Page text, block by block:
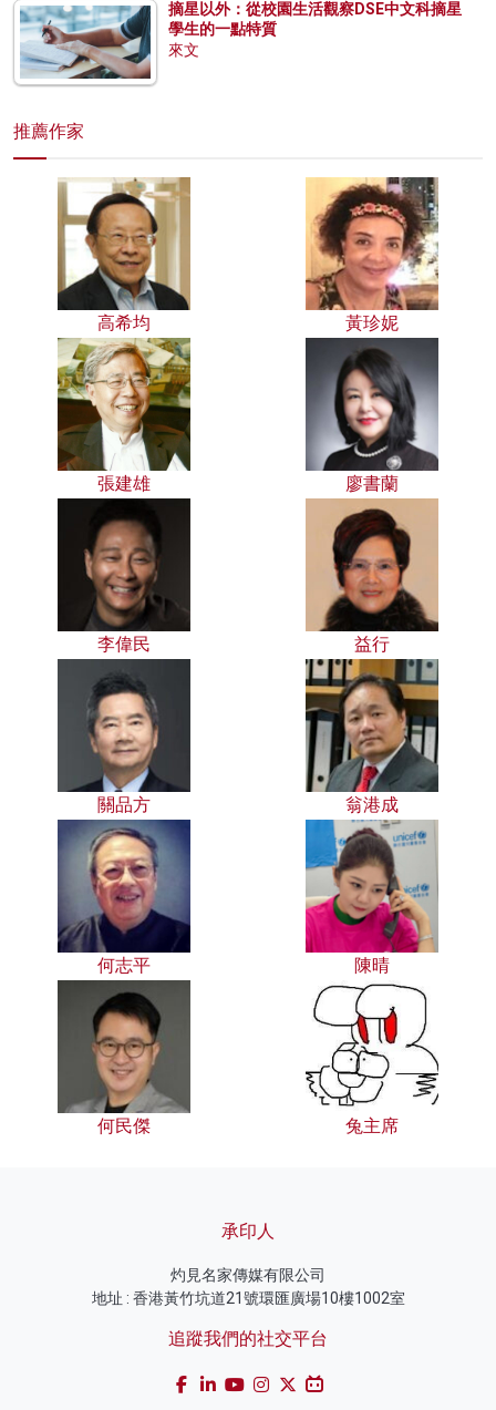
摘星以外：從校園生活觀察DSE中文科摘星
學生的一點特質
來文
推薦作家
高希均 黃珍妮
張建雄 廖書蘭
李偉民 益行
關品方 翁港成
何志平 陳晴
何民傑 兔主席
承印人
灼見名家傳媒有限公司
地址 : 香港黃竹坑道21號環匯廣場10樓1002室
追蹤我們的社交平台